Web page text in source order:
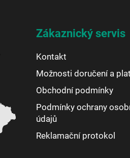
Zákaznický servis
Kontakt
Možnosti doručení a
Obchodní podmínky
Podmínky ochrany
údajů
Reklamační protokol